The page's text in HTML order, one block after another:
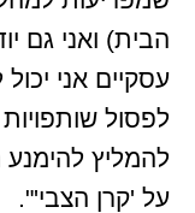
הבית) ואני גם
עסקיים אני
לפסול
להמליץ להימנע
על 'קרן הצבי'".